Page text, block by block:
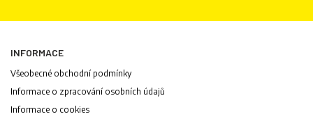
INFORMACE
Všeobecné obchodní podmínky
Informace o zpracování osobních údajů
Informace o cookies